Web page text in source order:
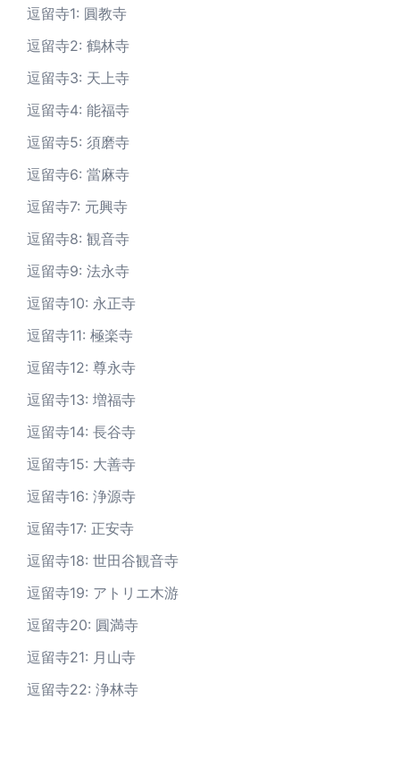
逗留寺1: 圓教寺
逗留寺2: 鶴林寺
逗留寺3: 天上寺
逗留寺4: 能福寺
逗留寺5: 須磨寺
逗留寺6: 當麻寺
逗留寺7: 元興寺
逗留寺8: 観音寺
逗留寺9: 法永寺
逗留寺10: 永正寺
逗留寺11: 極楽寺
逗留寺12: 尊永寺
逗留寺13: 増福寺
逗留寺14: 長谷寺
逗留寺15: 大善寺
逗留寺16: 浄源寺
逗留寺17: 正安寺
逗留寺18: 世田谷観音寺
逗留寺19: アトリエ木游
逗留寺20: 圓満寺
逗留寺21: 月山寺
逗留寺22: 浄林寺